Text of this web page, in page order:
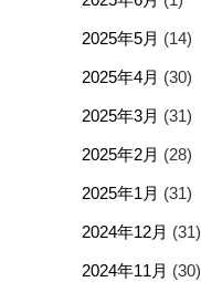
2025年5月 (14)
2025年4月 (30)
2025年3月 (31)
2025年2月 (28)
2025年1月 (31)
2024年12月 (31)
2024年11月 (30)